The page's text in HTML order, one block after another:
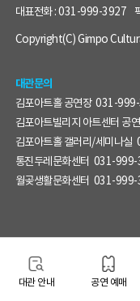
대표전화 :031-999-3927
Copyright(C) Gimpo
대관문의
김포아트홀 공연장 031-
김포아트빌리지 아트센터 공
김포아트홀 갤러리/세미나실
통진두레문화센터 031-999-
월곶생활문화센터 031-999-
대관 안내 공연 예매